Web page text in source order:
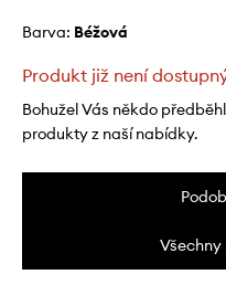
Barva: béžová
Produkt již není
Bohužel Vás někdo
produkty z naší nabídky.
Všechny